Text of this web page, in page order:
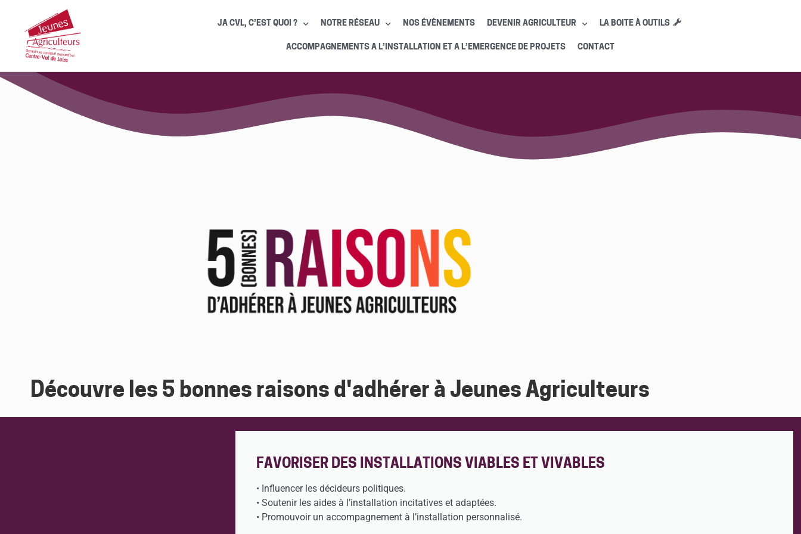
JA CVL, C’EST QUOI ? NOTRE RÉSEAU NOS ÉVÈNEMENTS DEVENIR AGRICULTEUR LA BOITE À OUTILS
ACCOMPAGNEMENTS A L’INSTALLATION ET A L’EMERGENCE DE PROJETS CONTACT
Découvre les 5 bonnes raisons d'adhérer à Jeunes Agriculteurs
FAVORISER DES INSTALLATIONS VIABLES ET VIVABLES
• Influencer les décideurs politiques.
• Soutenir les aides à l’installation incitatives et adaptées.
• Promouvoir un accompagnement à l’installation personnalisé.